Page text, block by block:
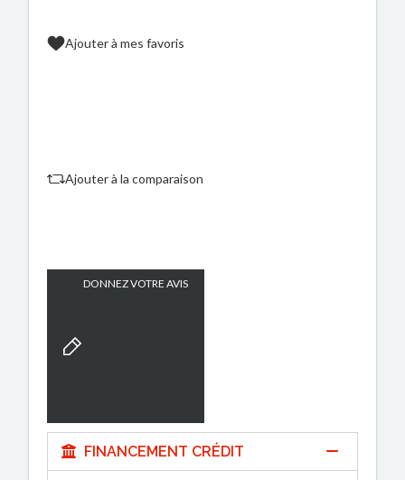
Ajouter à mes favoris
Ajouter à la comparaison
DONNEZ VOTRE AVIS
FINANCEMENT CRÉDIT